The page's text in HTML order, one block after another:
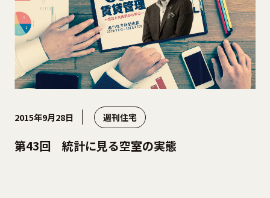
2015年9月28日 週刊住宅
第43回 統計に見る空室の実態